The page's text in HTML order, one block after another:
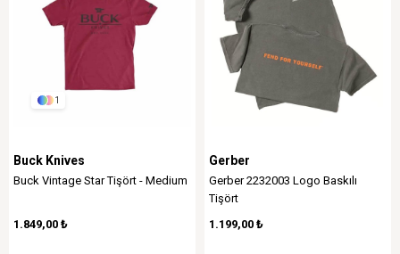
1
Buck Knives
Buck Vintage Star Tişört - Medium
1.849,00 ₺
Gerber
Gerber 2232003 Logo Baskılı
Tişört
1.199,00 ₺